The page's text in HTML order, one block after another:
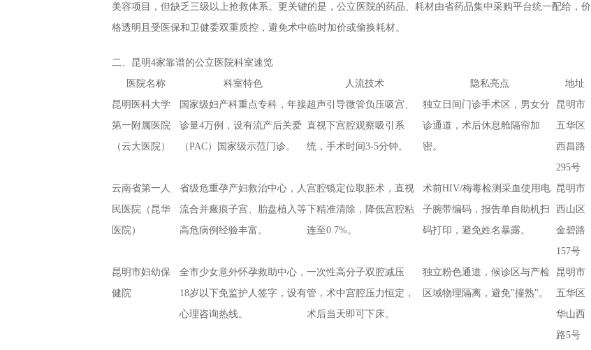
美容项目，但缺乏三级以上抢救体系。更关键的是，公立医院的药品、耗材由省药品集中采购平台统一配给，价
格透明且受医保和卫健委双重质控，避免术中临时加价或偷换耗材。
二、昆明4家靠谱的公立医院科室速览
医院名称
科室特色 人流技术 隐私亮点
地址
昆明医科大学
第一附属医院
（云大医院）
国家级妇产科重点专科，年接
诊量4万例，设有流产后关爱
（PAC）国家级示范门诊。
超声引导微管负压吸宫、
直视下宫腔观察吸引系
统，手术时间3-5分钟。
独立日间门诊手术区，男女分
诊通道，术后休息舱隔帘加
密。
昆明市
五华区
西昌路
295号
云南省第一人
民医院（昆华
医院）
省级危重孕产妇救治中心，人
流合并瘢痕子宫、胎盘植入等
高危病例经验丰富。
宫腔镜定位取胚术，直视
下精准清除，降低宫腔粘
连至0.7%。
术前HIV/梅毒检测采血使用电
子腕带编码，报告单自助机扫
码打印，避免姓名暴露。
昆明市
西山区
金碧路
157号
昆明市妇幼保
健院
全市少女意外怀孕救助中心，
18岁以下免监护人签字，设有
心理咨询热线。
一次性高分子双腔减压
管，术中宫腔压力恒定，
术后当天即可下床。
独立粉色通道，候诊区与产检
区域物理隔离，避免"撞熟"。
昆明市
五华区
华山西
路5号